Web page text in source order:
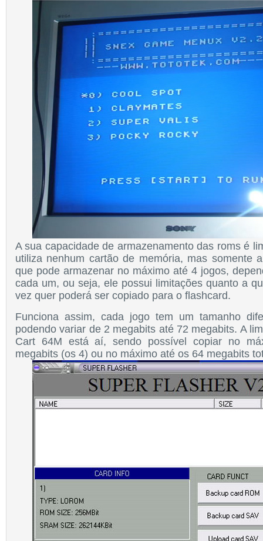
A sua capacidade de armazenamento das roms é
utiliza nenhum cartão de memória, mas somente
que pode armazenar no máximo até 4 jogos,
cada um, ou seja, ele possui limitações quanto a
vez quer poderá ser copiado para o flashcard.
Funciona assim, cada jogo tem um tamanho dife
podendo variar de 2 megabits até 72 megabits. A
Cart 64M está aí, sendo possível copiar no má
megabits (os 4) ou no máximo até os 64 megabits